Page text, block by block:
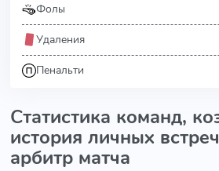
Фолы
Удаления
Пенальти
Статистика команд,
история личных
арбитр матча